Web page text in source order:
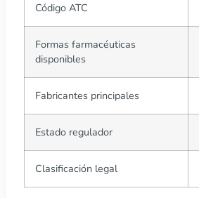
Código ATC
Formas farmacéuticas
disponibles
Fabricantes principales
Estado regulador
Clasificación legal